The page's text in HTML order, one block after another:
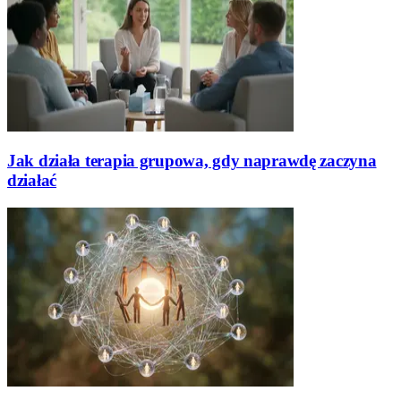
Jak działa terapia grupowa, gdy naprawdę zaczyna
działać